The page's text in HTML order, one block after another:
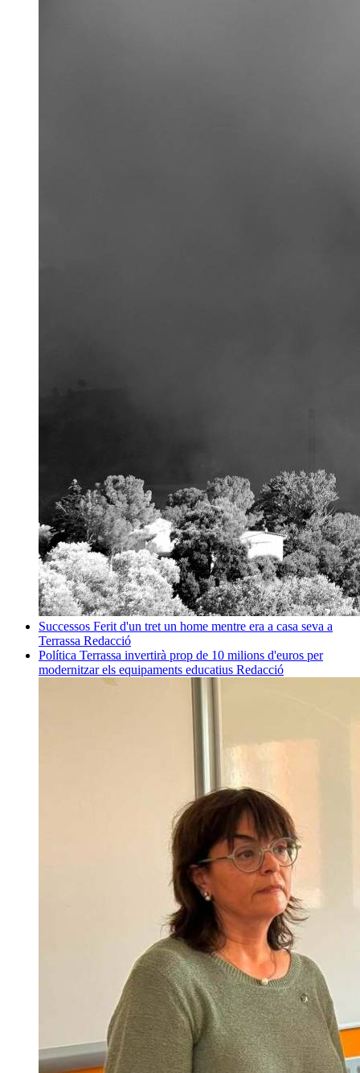
Successos Ferit d'un tret un home mentre era a casa seva a
Terrassa Redacció
Política Terrassa invertirà prop de 10 milions d'euros per
modernitzar els equipaments educatius Redacció